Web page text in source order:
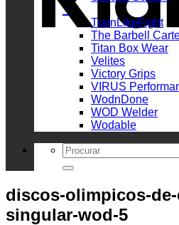
_
TrainLikeFight
The Barbell
Titan Box Wear
Velites
Victory Grips
VIRUS
WodnDone
WOD Welder
Wodable
Search
for:
discos-olimpicos-
singular-wod-5